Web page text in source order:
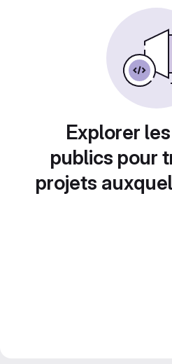
Explorer
publics pour
projets